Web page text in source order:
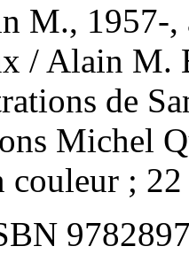
M., 1957-,
/ Alain M.
de
Michel
couleur ;